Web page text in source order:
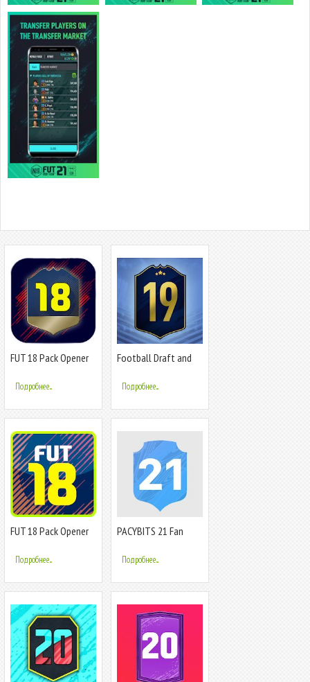
FUT 18 Pack Opener
Подробнее...
Football Draft and
Подробнее...
FUT 18 Pack Opener
Подробнее...
PACYBITS 21 Fan
pack simulator
Подробнее...